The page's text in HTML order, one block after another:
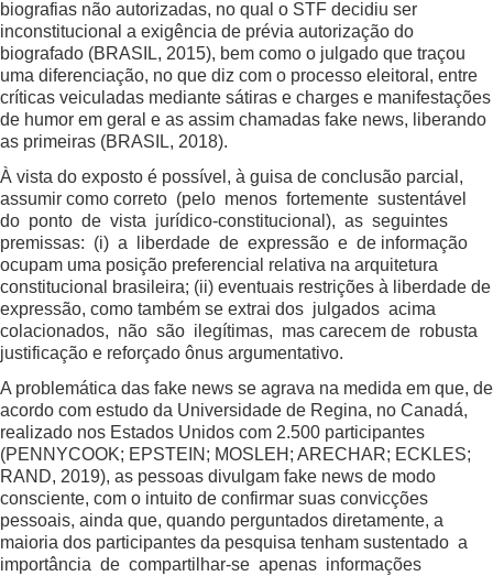
biografias não autorizadas, no qual o STF decidiu ser
inconstitucional a exigência de prévia autorização do
biografado (BRASIL, 2015), bem como o julgado que traçou
uma diferenciação, no que diz com o processo eleitoral, entre
críticas veiculadas mediante sátiras e charges e manifestações
de humor em geral e as assim chamadas fake news, liberando
as primeiras (BRASIL, 2018).
À vista do exposto é possível, à guisa de conclusão parcial,
assumir como correto (pelo menos fortemente sustentável
do ponto de vista jurídico-constitucional), as seguintes
premissas: (i) a liberdade de expressão e de informação
ocupam uma posição preferencial relativa na arquitetura
constitucional brasileira; (ii) eventuais restrições à liberdade de
expressão, como também se extrai dos julgados acima
colacionados, não são ilegítimas, mas carecem de robusta
justificação e reforçado ônus argumentativo.
A problemática das fake news se agrava na medida em que, de
acordo com estudo da Universidade de Regina, no Canadá,
realizado nos Estados Unidos com 2.500 participantes
(PENNYCOOK; EPSTEIN; MOSLEH; ARECHAR; ECKLES;
RAND, 2019), as pessoas divulgam fake news de modo
consciente, com o intuito de confirmar suas convicções
pessoais, ainda que, quando perguntados diretamente, a
maioria dos participantes da pesquisa tenham sustentado a
importância de compartilhar-se apenas informações